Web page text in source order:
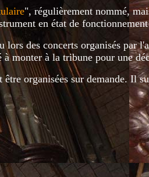
", régulièrement nommé,
en état de
des concerts organisés par
monter à la tribune pour une
organisées sur demande. Il